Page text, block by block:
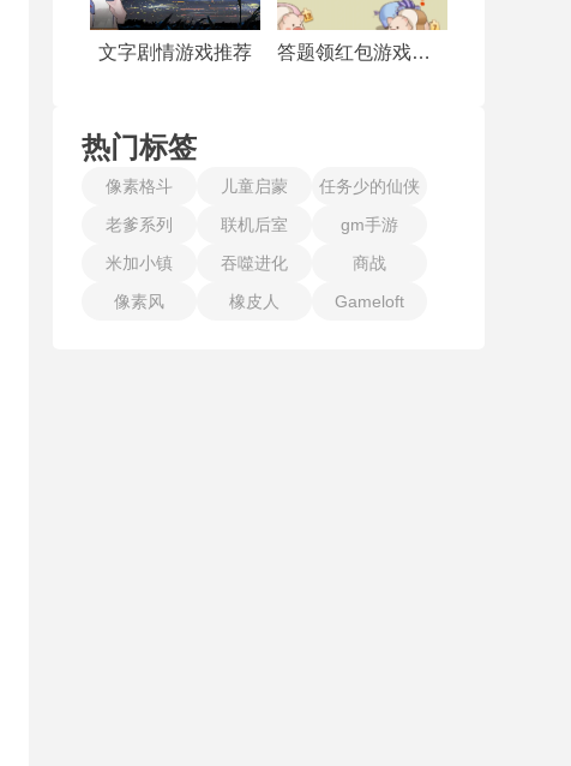
文字剧情游戏推荐 答题领红包游戏合集
热门标签
像素格斗 儿童启蒙
任务少的仙侠
手游
老爹系列 联机后室
gm手游
米加小镇
吞噬进化
商战
像素风
橡皮人 Gameloft